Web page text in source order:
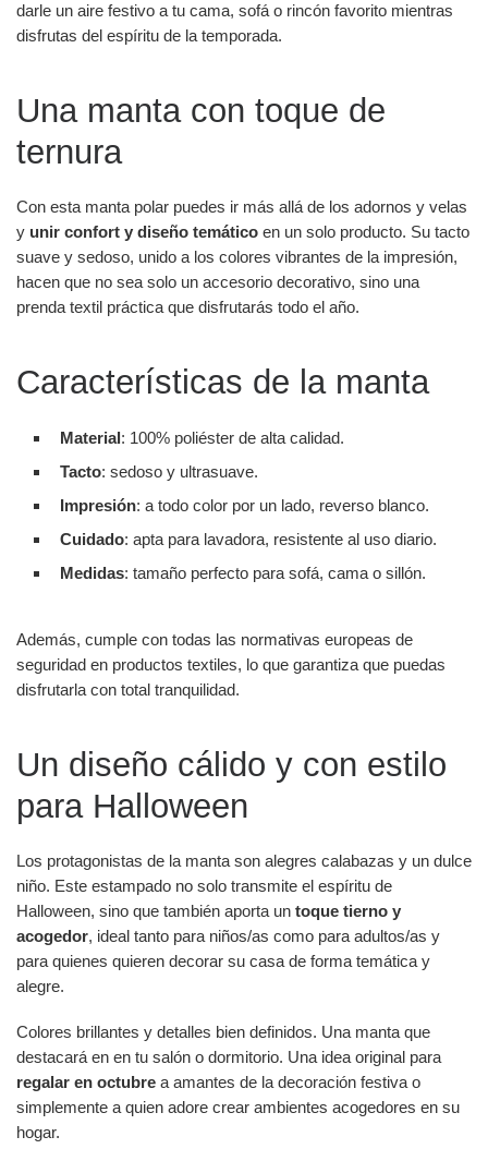
darle un aire festivo a tu cama, sofá o rincón favorito mientras
disfrutas del espíritu de la temporada.
Una manta con toque de
ternura
Con esta manta polar puedes ir más allá de los adornos y velas
y unir confort y diseño temático en un solo producto. Su tacto
suave y sedoso, unido a los colores vibrantes de la impresión,
hacen que no sea solo un accesorio decorativo, sino una
prenda textil práctica que disfrutarás todo el año.
Características de la manta
Material: 100% poliéster de alta calidad.
Tacto: sedoso y ultrasuave.
Impresión: a todo color por un lado, reverso blanco.
Cuidado: apta para lavadora, resistente al uso diario.
Medidas: tamaño perfecto para sofá, cama o sillón.
Además, cumple con todas las normativas europeas de
seguridad en productos textiles, lo que garantiza que puedas
disfrutarla con total tranquilidad.
Un diseño cálido y con estilo
para Halloween
Los protagonistas de la manta son alegres calabazas y un dulce
niño. Este estampado no solo transmite el espíritu de
Halloween, sino que también aporta un toque tierno y
acogedor, ideal tanto para niños/as como para adultos/as y
para quienes quieren decorar su casa de forma temática y
alegre.
Colores brillantes y detalles bien definidos. Una manta que
destacará en en tu salón o dormitorio. Una idea original para
regalar en octubre a amantes de la decoración festiva o
simplemente a quien adore crear ambientes acogedores en su
hogar.